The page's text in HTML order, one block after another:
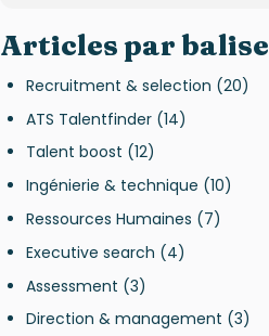
Articles par balise
Recruitment & selection (20)
ATS Talentfinder (14)
Talent boost (12)
Ingénierie & technique (10)
Ressources Humaines (7)
Executive search (4)
Assessment (3)
Direction & management (3)